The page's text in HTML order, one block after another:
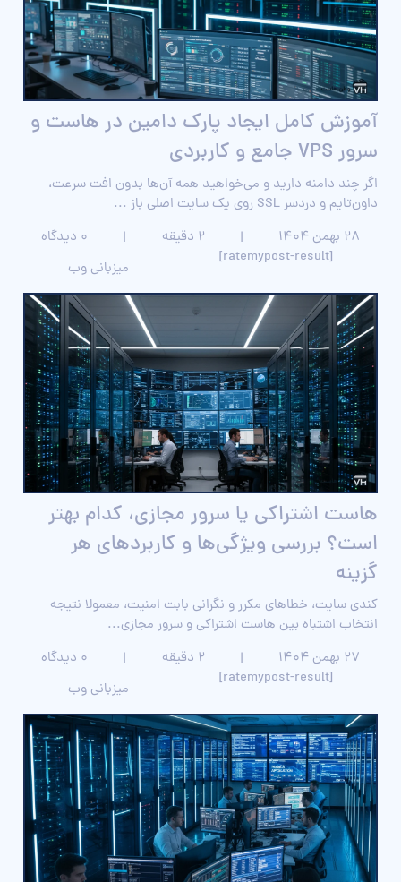
آموزش کامل ایجاد پارک دامین در هاست و
سرور VPS جامع و کاربردی
اگر چند دامنه دارید و می‌خواهید همه آن‌ها بدون افت سرعت،
داون‌تایم و دردسر SSL روی یک سایت اصلی باز ...
۲۸ بهمن ۱۴۰۴
| 2 دقیقه |
0 دیدگاه
[ratemypost-result]
میزبانی وب
هاست اشتراکی یا سرور مجازی، کدام بهتر
است؟ بررسی ویژگی‌ها و کاربردهای هر
گزینه
کندی سایت، خطاهای مکرر و نگرانی بابت امنیت، معمولا نتیجه
انتخاب اشتباه بین هاست اشتراکی و سرور مجازی...
۲۷ بهمن ۱۴۰۴
| 2 دقیقه |
0 دیدگاه
[ratemypost-result]
میزبانی وب